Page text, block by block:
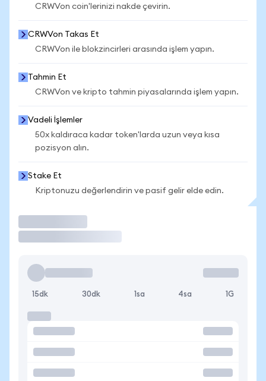
CRWVon coin'lerinizi nakde çevirin.
CRWVon Takas Et
CRWVon ile blokzincirleri arasında işlem yapın.
Tahmin Et
CRWVon ve kripto tahmin piyasalarında işlem yapın.
Vadeli İşlemler
50x kaldıraca kadar token'larda uzun veya kısa
pozisyon alın.
Stake Et
Kriptonuzu değerlendirin ve pasif gelir elde edin.
15dk 30dk 1sa 4sa 1G